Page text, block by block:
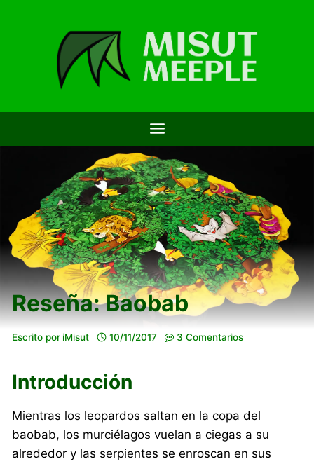
Reseña: Baobab
Escrito por iMisut 10/11/2017 3 Comentarios
Introducción
Mientras los leopardos saltan en la copa del
baobab, los murciélagos vuelan a ciegas a su
alrededor y las serpientes se enroscan en sus